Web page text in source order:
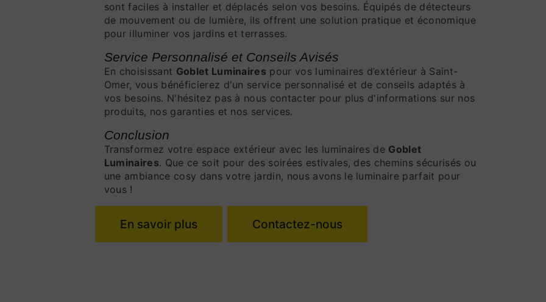
sont faciles à installer et déplacés selon vos besoins. Équipés de détecteurs
de mouvement ou de lumière, ils offrent une solution pratique et économique
pour illuminer vos jardins et terrasses.
Service Personnalisé et Conseils Avisés
En choisissant Goblet Luminaires pour vos luminaires d’extérieur à Saint-
Omer, vous bénéficierez d'un service personnalisé et de conseils adaptés à
vos besoins. N'hésitez pas à nous contacter pour plus d'informations sur nos
produits, nos garanties et nos services.
Conclusion
Transformez votre espace extérieur avec les luminaires de Goblet
Luminaires. Que ce soit pour des soirées estivales, des chemins sécurisés ou
une ambiance cosy dans votre jardin, nous avons le luminaire parfait pour
vous !
En savoir plus Contactez-nous